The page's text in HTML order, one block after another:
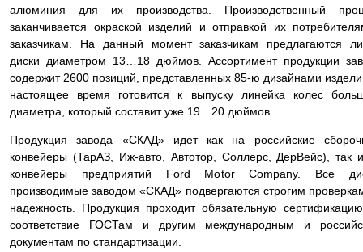
алюминия для их производства. Производственный
заканчивается окраской изделий и отправкой их
заказчикам. На данный момент заказчикам предлагаются
диски диаметром 13…18 дюймов. Ассортимент продукции
содержит 2600 позиций, представленных 85-ю дизайнами
настоящее время готовится к выпуску линейка колес
диаметра, который составит уже 19…20 дюймов.
Продукция завода «СКАД» идет как на российские
конвейеры (ТарАЗ, Иж-авто, Автотор, Соллерс, ДерВейс), так
конвейеры предприятий Ford Motor Company. Все
производимые заводом «СКАД» подвергаются строгим
надежность. Продукция проходит обязательную
соответствие ГОСТам и другим международным и
документам по стандартизации.